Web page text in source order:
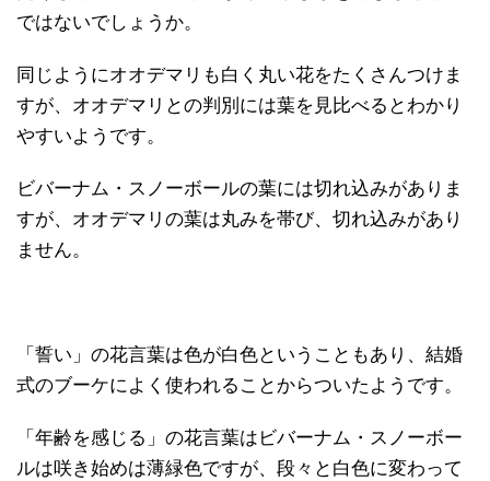
ではないでしょうか。
同じようにオオデマリも白く丸い花をたくさんつけま
すが、オオデマリとの判別には葉を見比べるとわかり
やすいようです。
ビバーナム・スノーボールの葉には切れ込みがありま
すが、オオデマリの葉は丸みを帯び、切れ込みがあり
ません。
「誓い」の花言葉は色が白色ということもあり、結婚
式のブーケによく使われることからついたようです。
「年齢を感じる」の花言葉はビバーナム・スノーボー
ルは咲き始めは薄緑色ですが、段々と白色に変わって